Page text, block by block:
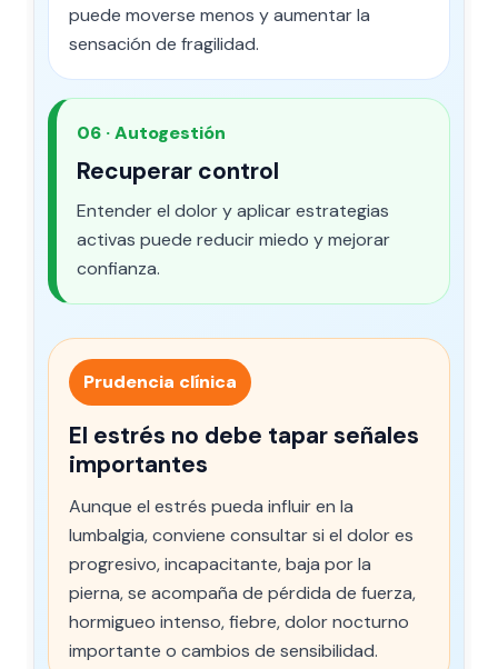
puede moverse menos y aumentar la
sensación de fragilidad.
06 · Autogestión
Recuperar control
Entender el dolor y aplicar estrategias
activas puede reducir miedo y mejorar
confianza.
Prudencia clínica
El estrés no debe tapar señales
importantes
Aunque el estrés pueda influir en la
lumbalgia, conviene consultar si el dolor es
progresivo, incapacitante, baja por la
pierna, se acompaña de pérdida de fuerza,
hormigueo intenso, fiebre, dolor nocturno
importante o cambios de sensibilidad.